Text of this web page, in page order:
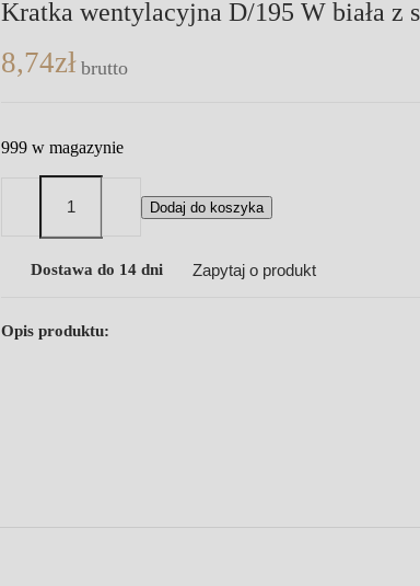
Kratka wentylacyjna D/195 W biała z
8,74zł brutto
999 w magazynie
Dodaj do koszyka
Dostawa do 14 dni Zapytaj o produkt
Opis produktu: